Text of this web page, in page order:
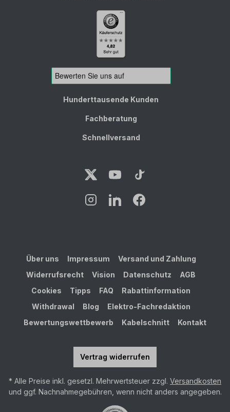
Hunderttausende Kunden
Fachberatung
Schnellversand
Über uns Impressum
Versand und Zahlung
Widerrufsrecht
Vision Datenschutz
AGB
Cookies
Tipps FAQ
Rabattinformation
Withdrawal
Blog
Elektro-Fachredaktion
Bewertungswettbewerb
Kabelschnitt Kontakt
Vertrag widerrufen
* Alle Preise inkl. gesetzl. Mehrwertsteuer zzgl. Versandkosten
und ggf. Nachnahmegebühren, wenn nicht anders angegeben.